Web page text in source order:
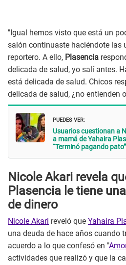
"Igual hemos visto que está un
salón continuaste haciéndote las
reportero. A ello, Plasencia
delicada de salud, yo salí antes.
está delicada de salud. Chicos
delicada de salud, ¿no entienden
PUEDES VER:
Usuarios cuestionan a
a mamá de Yahaira
“Terminó pagando pato”
Nicole Akari revela
Plasencia le tiene
de dinero
Nicole Akari reveló que Yahaira
una deuda de hace años cuando
acuerdo a lo que confesó en "
actividades que realizó y que la